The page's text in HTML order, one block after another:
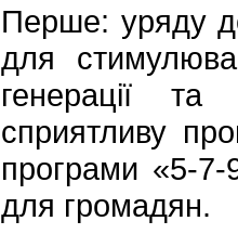
Перше: уряду
для
генерації та
сприятливу
програми «5-7-
для громадян.